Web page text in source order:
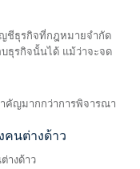
ญชีธุรกิจที่กฎหมายจำกัด
ธุรกิจนั้นได้ แม้ว่าจะจด
ำคัญมากกว่าการพิจารณา
นต่างด้าว
างด้าว